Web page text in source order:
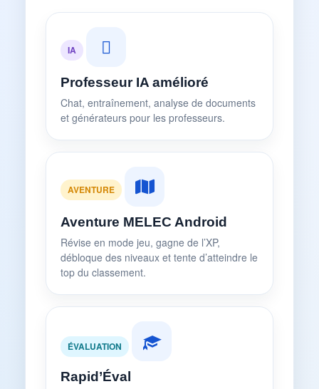
IA
Professeur IA amélioré
Chat, entraînement, analyse de documents
et générateurs pour les professeurs.
AVENTURE
Aventure MELEC Android
Révise en mode jeu, gagne de l’XP,
débloque des niveaux et tente d’atteindre le
top du classement.
ÉVALUATION
Rapid’Éval